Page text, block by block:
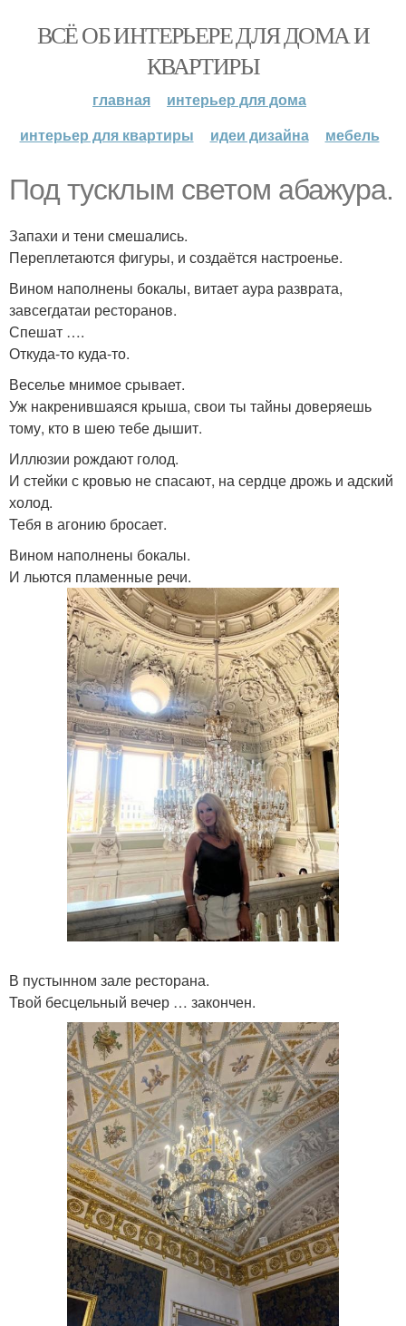
ВСЁ ОБ ИНТЕРЬЕРЕ ДЛЯ ДОМА И
КВАРТИРЫ
главная
интерьер для дома
интерьер для квартиры
идеи дизайна мебель
Под тусклым светом абажура.
Запахи и тени смешались.
Переплетаются фигуры, и создаётся настроенье.
Вином наполнены бокалы, витает аура разврата,
завсегдатаи ресторанов.
Спешат ….
Откуда-то куда-то.
Веселье мнимое срывает.
Уж накренившаяся крыша, свои ты тайны доверяешь
тому, кто в шею тебе дышит.
Иллюзии рождают голод.
И стейки с кровью не спасают, на сердце дрожь и адский
холод.
Тебя в агонию бросает.
Вином наполнены бокалы.
И льются пламенные речи.
В пустынном зале ресторана.
Твой бесцельный вечер … закончен.